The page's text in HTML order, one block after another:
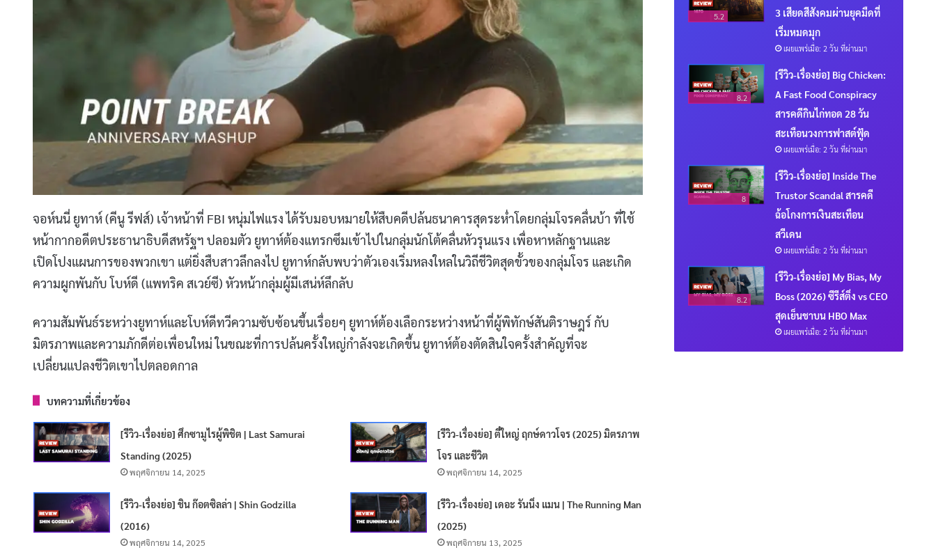
จอห์นนี่ ยูทาห์ (คีนู รีฟส์) เจ้าหน้าที่ FBI หนุ่มไฟแรง ได้รับมอบหมายให้สืบคดีปล้นธนาคารสุดระห่ำโดยกลุ่มโจรคลื่นบ้า ที่ใช้
หน้ากากอดีตประธานาธิบดีสหรัฐฯ ปลอมตัว ยูทาห์ต้องแทรกซึมเข้าไปในกลุ่มนักโต้คลื่นหัวรุนแรง เพื่อหาหลักฐานและ
เปิดโปงแผนการของพวกเขา แต่ยิ่งสืบสาวลึกลงไป ยูทาห์กลับพบว่าตัวเองเริ่มหลงใหลในวิถีชีวิตสุดขั้วของกลุ่มโจร และเกิด
ความผูกพันกับ โบห์ดี (แพทริค สเวย์ซี) หัวหน้ากลุ่มผู้มีเสน่ห์ลึกลับ
ความสัมพันธ์ระหว่างยูทาห์และโบห์ดีทวีความซับซ้อนขึ้นเรื่อยๆ ยูทาห์ต้องเลือกระหว่างหน้าที่ผู้พิทักษ์สันติราษฎร์ กับ
มิตรภาพและความภักดีต่อเพื่อนใหม่ ในขณะที่การปล้นครั้งใหญ่กำลังจะเกิดขึ้น ยูทาห์ต้องตัดสินใจครั้งสำคัญที่จะ
เปลี่ยนแปลงชีวิตเขาไปตลอดกาล
บทความที่เกี่ยวข้อง
[รีวิว-เรื่องย่อ] ศึกซามูไรผู้พิชิต | Last Samurai
Standing (2025)
พฤศจิกายน 14, 2025
[รีวิว-เรื่องย่อ] ตี๋ใหญ่ ฤกษ์ดาวโจร (2025) มิตรภาพ
โจร และชีวิต
พฤศจิกายน 14, 2025
[รีวิว-เรื่องย่อ] ชิน ก๊อตซิลล่า | Shin Godzilla
(2016)
พฤศจิกายน 14, 2025
[รีวิว-เรื่องย่อ] เดอะ รันนิ่ง แมน | The Running Man
(2025)
พฤศจิกายน 13, 2025
5.2
3 เสียดสีสังคมผ่านยุคมืดที่
เริ่มหมดมุก
เผยแพร่เมื่อ: 2 วัน ที่ผ่านมา
8.2
[รีวิว-เรื่องย่อ] Big Chicken:
A Fast Food Conspiracy
สารคดีกินไก่ทอด 28 วัน
สะเทือนวงการฟาสต์ฟู้ด
เผยแพร่เมื่อ: 2 วัน ที่ผ่านมา
8
[รีวิว-เรื่องย่อ] Inside The
Trustor Scandal สารคดี
ฉ้อโกงการเงินสะเทือน
สวีเดน
เผยแพร่เมื่อ: 2 วัน ที่ผ่านมา
8.2
[รีวิว-เรื่องย่อ] My Bias, My
Boss (2026) ซีรีส์ติ่ง vs CEO
สุดเย็นชาบน HBO Max
เผยแพร่เมื่อ: 2 วัน ที่ผ่านมา